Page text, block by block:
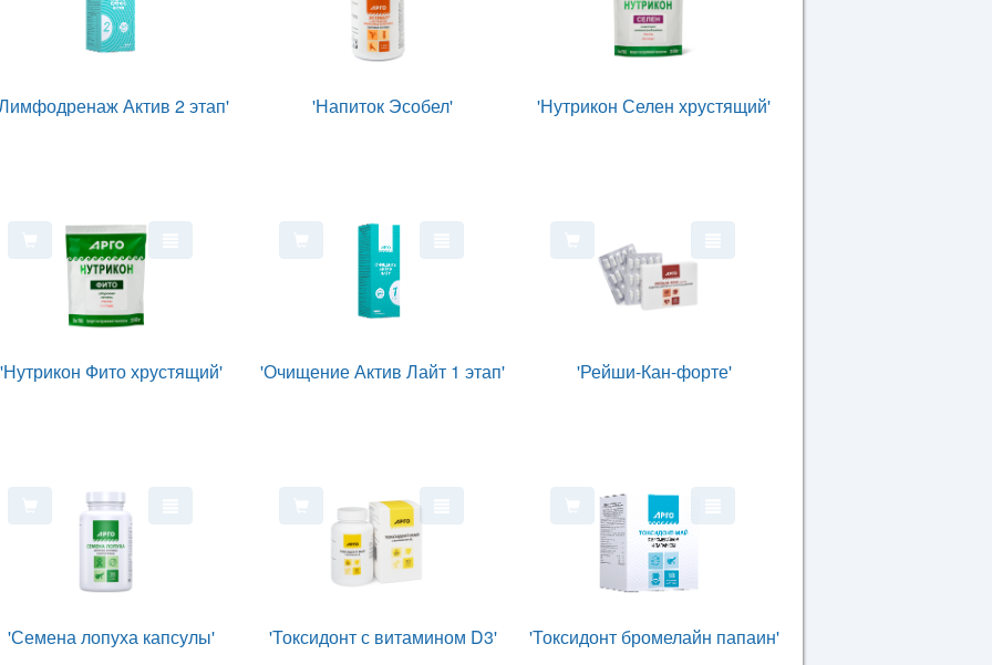
Актив 2 этап' 'Напиток Эсобел' 'Нутрикон Селен хрустящий'
'Нутрикон Фито хрустящий' 'Очищение Актив Лайт 1 этап' 'Рейши-Кан-форте'
'Семена лопуха капсулы' 'Токсидонт с витамином D3' 'Токсидонт бромелайн папаин'